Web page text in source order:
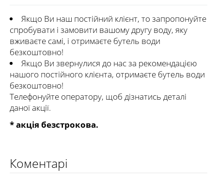
Якщо Ви наш постійний клієнт, то запропонуйте
спробувати і замовити вашому другу воду, яку
вживаєте самі, і отримаєте бутель води
безкоштовно!
Якщо Ви звернулися до нас за рекомендацією
нашого постійного клієнта, отримаєте бутель води
безкоштовно!
Телефонуйте оператору, щоб дізнатись деталі
даної акції.
* акція безстрокова.
Коментарі